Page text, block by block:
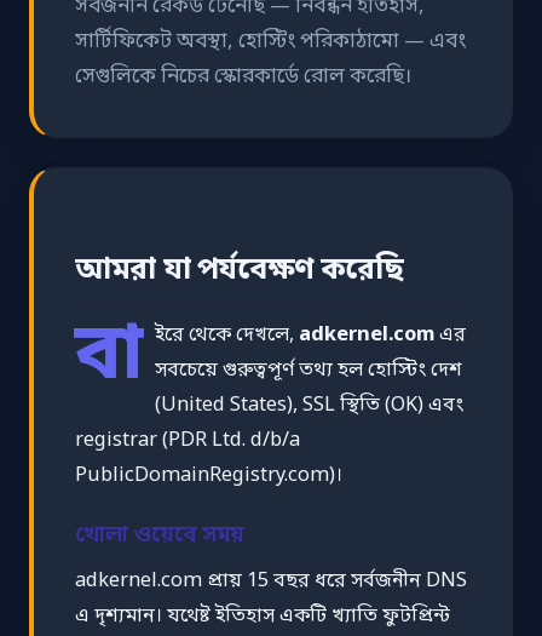
সর্বজনীন রেকর্ড টেনেছি — নিবন্ধন ইতিহাস,
সার্টিফিকেট অবস্থা, হোস্টিং পরিকাঠামো — এবং
সেগুলিকে নিচের স্কোরকার্ডে রোল করেছি।
আমরা যা পর্যবেক্ষণ করেছি
বা ইরে থেকে দেখলে, adkernel.comএর
সবচেয়ে গুরুত্বপূর্ণ তথ্য হল হোস্টিং দেশ
(United States), SSL স্থিতি (OK) এবং
registrar (PDR Ltd. d/b/a
PublicDomainRegistry.com)।
খোলা ওয়েবে সময়
adkernel.com প্রায় 15 বছর ধরে সর্বজনীন DNS
এ দৃশ্যমান। যথেষ্ট ইতিহাস একটি খ্যাতি ফুটপ্রিন্ট